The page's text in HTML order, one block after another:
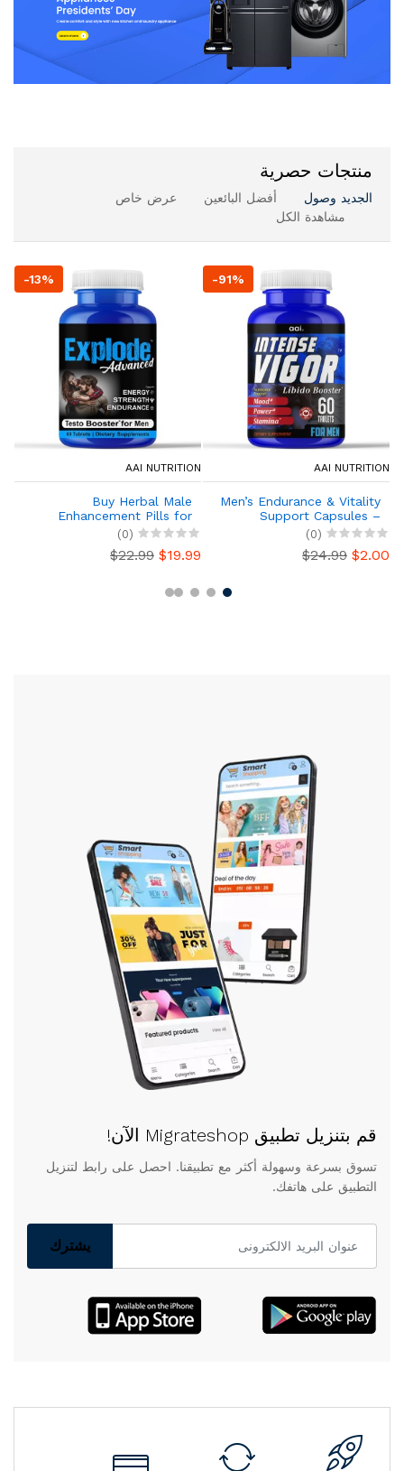
منتجات حصرية
الجديد وصول أفضل البائعين
عرض خاص
مشاهدة الكل
-91%
AAI NUTRITION
Men’s Endurance & Vitality
Support Capsules –
Testosterone Booster with
Maca, Ginseng & L-Arginine –
Energy, Performance
(0)
$2.00
$24.99
-13%
AAI NUTRITION
Buy Herbal Male
Enhancement Pills for
Energy & Libido | Tongkat +
Maca Root
(0)
$19.99
$22.99
قم بتنزيل تطبيق Migrateshop الآن!
تسوق بسرعة وسهولة أكثر مع تطبيقنا. احصل على رابط لتنزيل
التطبيق على هاتفك.
يشترك